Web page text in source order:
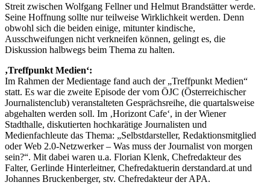
Streit zwischen Wolfgang Fellner und Helmut Brandstätter werde.
Seine Hoffnung sollte nur teilweise Wirklichkeit werden. Denn
obwohl sich die beiden einige, mitunter kindische,
Ausschweifungen nicht verkneifen können, gelingt es, die
Diskussion halbwegs beim Thema zu halten.
‚Treffpunkt Medien‘:
Im Rahmen der Medientage fand auch der „Treffpunkt Medien“
statt. Es war die zweite Episode der vom ÖJC (Österreichischer
Journalistenclub) veranstalteten Gesprächsreihe, die quartalsweise
abgehalten werden soll. Im ‚Horizont Cafe‘, in der Wiener
Stadthalle, diskutierten hochkarätige Journalisten und
Medienfachleute das Thema: „Selbstdarsteller, Redaktionsmitglied
oder Web 2.0-Netzwerker – Was muss der Journalist von morgen
sein?“. Mit dabei waren u.a. Florian Klenk, Chefredakteur des
Falter, Gerlinde Hinterleitner, Chefredaktuerin derstandard.at und
Johannes Bruckenberger, stv. Chefredakteur der APA.